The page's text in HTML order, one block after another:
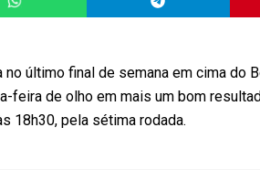
último final de semana em cima do
feira de olho em mais um bom
18h30, pela sétima rodada.